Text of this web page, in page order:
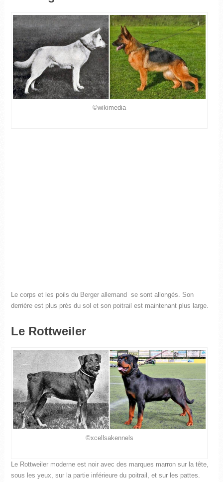
©wikimedia
Le corps et les poils du Berger allemand se sont allongés. Son
derrière est plus près du sol et son poitrail est maintenant plus large.
Le Rottweiler
©xcellsakennels
Le Rottweiler moderne est noir avec des marques marron sur la tête,
sous les yeux, sur la partie inférieure du poitrail, et sur les pattes.